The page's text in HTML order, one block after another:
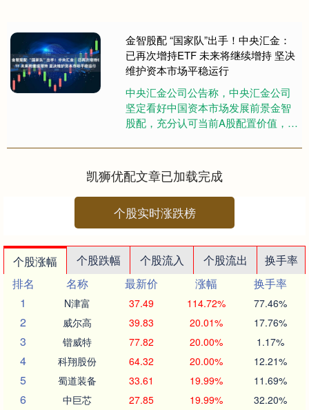
金智股配 “国家队”出手！中央汇金：
已再次增持ETF 未来将继续增持 坚决
维护资本市场平稳运行
中央汇金公司公告称，中央汇金公司
坚定看好中国资本市场发展前景金智
股配，充分认可当前A股配置价值，已
(ETF)，未来将继续增持，坚决....
凯狮优配文章已加载完成
个股实时涨跌榜
个股涨幅 个股跌幅 个股流入 个股流出
换手率
排名
名称 最新价 涨幅
换手率
1
N津富 37.49 114.72% 77.46%
2 威尔高 39.83 20.01% 17.76%
3 锴威特 77.82 20.00% 1.17%
4 科翔股份 64.32 20.00% 12.21%
5 蜀道装备 33.61 19.99% 11.69%
6 中巨芯 27.85 19.99% 32.20%